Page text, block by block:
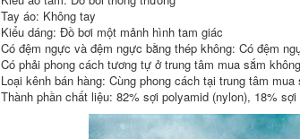
vệ tai chống thấm
nước cho nam mũ
bơi phoenix mũ bơi
cho bé
511,000
kính bơi và mũ bơi
Mũ bơi Mizuno cho
mũ chống nắng
ngoài trời
cực tím cho
bơi nữ mũ bơi
kính bơi
604,000
Tay áo: Không tay
Kiểu dáng: Đồ bơi một mảnh hình tam giác
Có đệm ngực và đệm ngực bằng thép không: Có đệm
Có phải phong cách tương tự ở trung tâm mua sắm
Loại kênh bán hàng: Cùng phong cách tại trung tâm
Thành phần chất liệu: 82% sợi polyamid (nylon), 18%